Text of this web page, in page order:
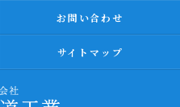
お問い合わせ
サイトマップ